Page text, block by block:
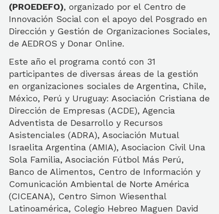
(PROEDEFO), organizado por el Centro de
Innovación Social con el apoyo del Posgrado en
Dirección y Gestión de Organizaciones Sociales,
de AEDROS y Donar Online.
Este año el programa contó con 31
participantes de diversas áreas de la gestión
en organizaciones sociales de Argentina, Chile,
México, Perú y Uruguay: Asociación Cristiana de
Dirección de Empresas (ACDE), Agencia
Adventista de Desarrollo y Recursos
Asistenciales (ADRA), Asociación Mutual
Israelita Argentina (AMIA), Asociacion Civil Una
Sola Familia, Asociación Fútbol Más Perú,
Banco de Alimentos, Centro de Información y
Comunicación Ambiental de Norte América
(CICEANA), Centro Simon Wiesenthal
Latinoamérica, Colegio Hebreo Maguen David